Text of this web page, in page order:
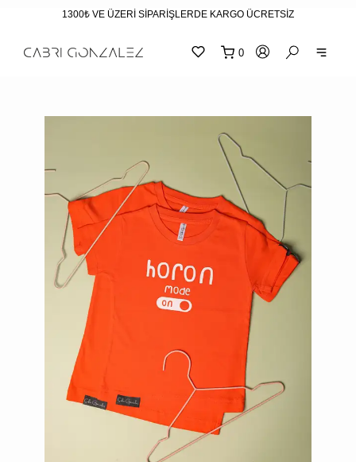
1300₺ VE ÜZERİ SİPARİŞLERDE KARGO ÜCRETSİZ
0